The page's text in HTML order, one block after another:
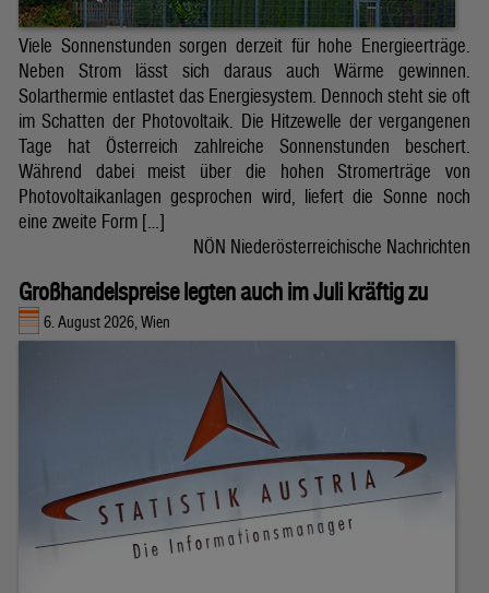
Viele Sonnenstunden sorgen derzeit für hohe Energieerträge.
Neben Strom lässt sich daraus auch Wärme gewinnen.
Solarthermie entlastet das Energiesystem. Dennoch steht sie oft
im Schatten der Photovoltaik. Die Hitzewelle der vergangenen
Tage hat Österreich zahlreiche Sonnenstunden beschert.
Während dabei meist über die hohen Stromerträge von
Photovoltaikanlagen gesprochen wird, liefert die Sonne noch
eine zweite Form […]
NÖN Niederösterreichische Nachrichten
Großhandelspreise legten auch im Juli kräftig zu
6. August 2026, Wien